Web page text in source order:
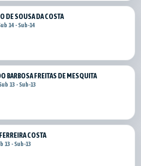
DE SOUSA DA COSTA
14 - Sub-14
BARBOSA FREITAS DE MESQUITA
13 - Sub-13
COSTA
13 - Sub-13